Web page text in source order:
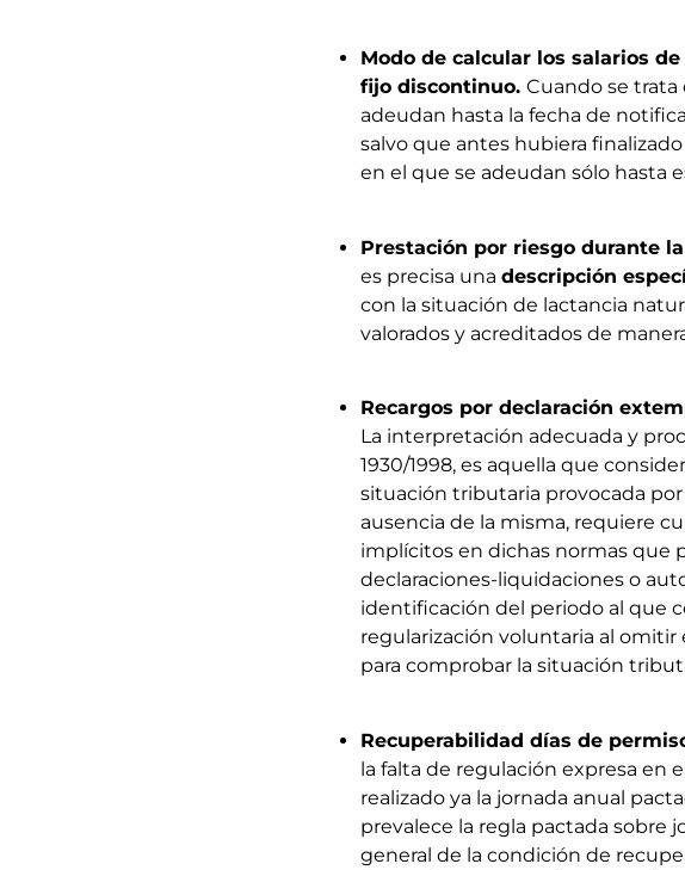
Modo de calcular los salarios
fijo discontinuo. Cuando se trata
adeudan hasta la fecha de
salvo que antes hubiera
en el que se adeudan sólo hasta
Prestación por riesgo durante
es precisa una descripción
con la situación de lactancia
valorados y acreditados de
Recargos por declaración
La interpretación adecuada y
1930/1998, es aquella que
situación tributaria provocada
ausencia de la misma, requiere
implícitos en dichas normas que
declaraciones-liquidaciones o
identificación del periodo al que
regularización voluntaria al
para comprobar la situación
Recuperabilidad días de
la falta de regulación expresa en
realizado ya la jornada anual
prevalece la regla pactada sobre
general de la condición de